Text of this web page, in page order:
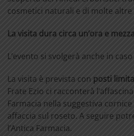
cosmetici naturali e di molte altre
La visita dura circa un’ora e
L’evento si svolgerà anche in
La visita è prevista con posti
Frate Ezio ci racconterà
Farmacia nella suggestiva
affaccia sul roseto. A seguire
l’Antica Farmacia.